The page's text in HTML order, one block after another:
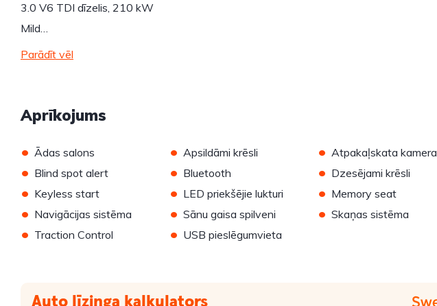
3.0 V6 TDI dīzelis, 210 kW
Mild…
Parādīt vēl
Aprīkojums
• Ādas salons • Apsildāmi krēsli • Atpakaļskata kamera
• Blind spot alert • Bluetooth • Dzesējami krēsli
• Keyless start • LED priekšējie lukturi • Memory seat
• Navigācijas sistēma • Sānu gaisa spilveni • Skaņas sistēma
• Traction Control • USB pieslēgumvieta